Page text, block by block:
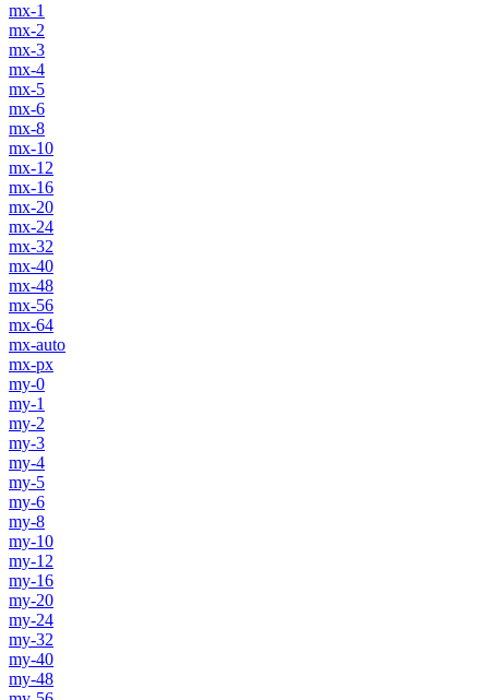
mx-1
mx-2
mx-3
mx-4
mx-5
mx-6
mx-8
mx-10
mx-12
mx-16
mx-20
mx-24
mx-32
mx-40
mx-48
mx-56
mx-64
mx-auto
mx-px
my-0
my-1
my-2
my-3
my-4
my-5
my-6
my-8
my-10
my-12
my-16
my-20
my-24
my-32
my-40
my-48